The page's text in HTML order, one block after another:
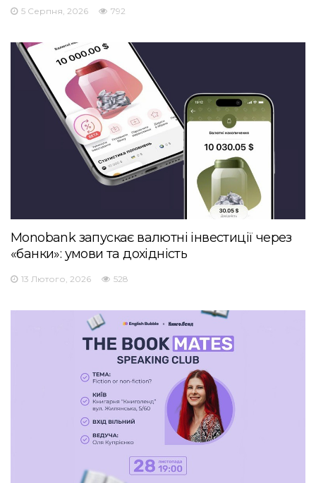
5 Серпня, 2026 792
Monobank запускає валютні інвестиції через
«банки»: умови та дохідність
13 Лютого, 2026 528